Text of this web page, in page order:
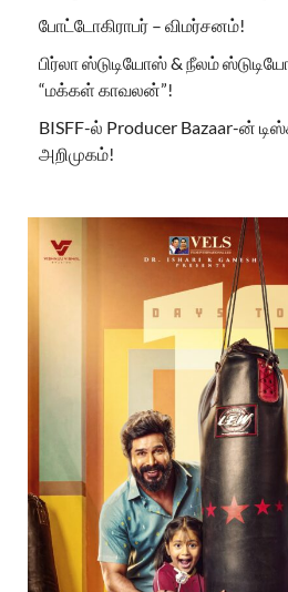
போட்டோகிராபர் – விமர்சனம்!
பிர்லா ஸ்டுடியோஸ் & நீலம்
“மக்கள் காவலன்”!
BISFF-ல் Producer Bazaar-ன்
அறிமுகம்!